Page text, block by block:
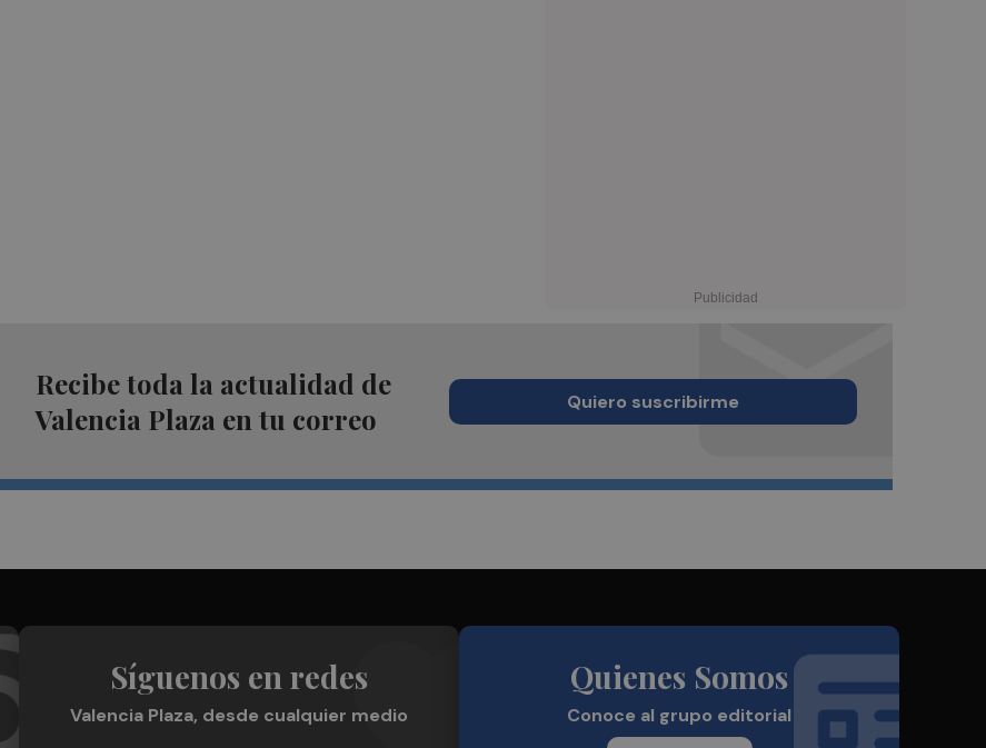
Recibe toda la actualidad de
Valencia Plaza en tu correo
Quiero suscribirme
Síguenos en redes
Valencia Plaza, desde cualquier medio
Quienes Somos
Conoce al grupo editorial